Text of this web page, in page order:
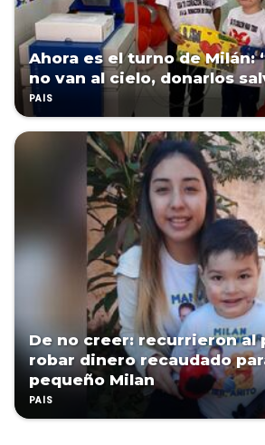
Ahora es el turno de Milán:
no van al cielo, donarlos
PAÍS
De no creer: recurrieron al
robar dinero recaudado
pequeño Milan
PAÍS